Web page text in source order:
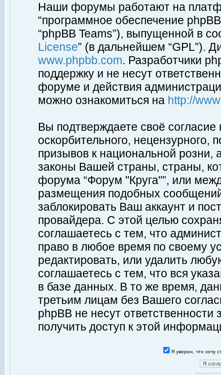
Наши форумы работают на
“программное обеспечение
“phpBB Teams”), выпущенной в
License” (в дальнейшем “GPL”).
www.phpbb.com. Разработчики
поддержку и не несут
форуме и действия
можно ознакомиться на http://
Вы подтверждаете своё
оскорбительного, нецензурного,
призывов к национальной
законы Вашей страны, страны,
форума “Форум "Круга"”, или
размещения подобных
заблокировать Ваш аккаунт и
провайдера. С этой целью
соглашаетесь с тем, что
право в любое время по своему
редактировать, или удалить
соглашаетесь с тем, что вся
в базе данных. В то же время,
третьим лицам без Вашего
phpBB не несут ответственности
получить доступ к этой
Я уверен, что хочу